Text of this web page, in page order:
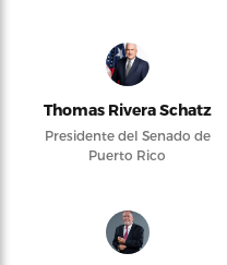
Thomas Rivera Schatz
Presidente del Senado de
Puerto Rico